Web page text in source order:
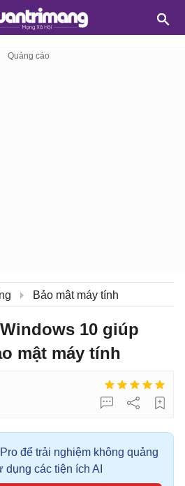
Bảo mật máy tính
10 giúp
mật máy tính
để trải nghiệm không quảng
dụng các tiện ích AI